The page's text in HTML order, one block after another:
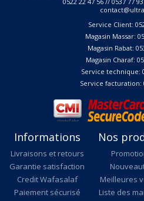
Service Client:
Magasin Massar:
Magasin Rabat:
Magasin Charaf:
Service technique:
Service facturation:
Informations
Livraisons et retours
Garantie satisfaction
Credit Wafasalaf
Paiement sécurisé
Nos
Meilleures
Liste des